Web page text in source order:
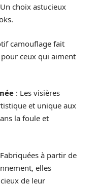
choix astucieux
camouflage fait
ceux qui aiment
: Les visières
et unique aux
la foule et
à partir de
elles
de leur